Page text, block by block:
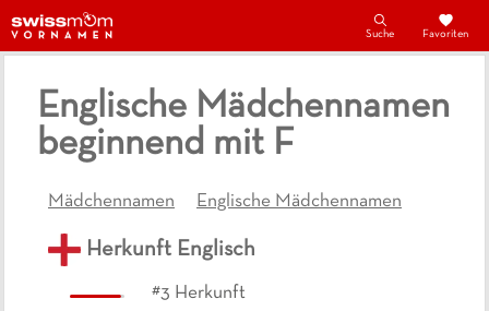
Suche Favoriten
Englische Mädchennamen
beginnend mit F
Mädchennamen Englische Mädchennamen
Herkunft Englisch
#3 Herkunft